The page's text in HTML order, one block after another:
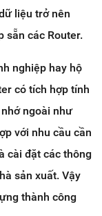
liệu trở nên
sẵn các Router.
nghiệp hay hộ
có tích hợp tính
ngoài như
với nhu cầu cần
cài đặt các thông
sản xuất. Vậy
thành công